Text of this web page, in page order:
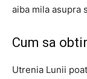
aiba mila asupra
Cum sa
Utrenia Lunii